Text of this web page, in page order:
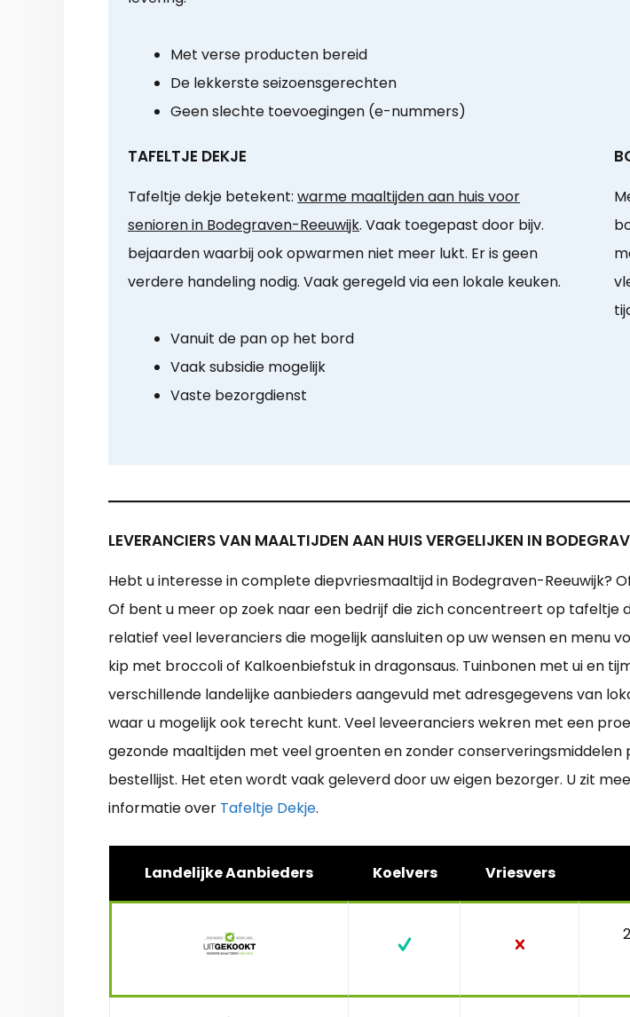
Met verse producten bereid
De lekkerste seizoensgerechten
Geen slechte toevoegingen (e-nummers)
TAFELTJE DEKJE
Tafeltje dekje betekent: warme maaltijden aan huis voor
senioren in Bodegraven-Reeuwijk. Vaak toegepast door bijv.
bejaarden waarbij ook opwarmen niet meer lukt. Er is geen
verdere handeling nodig. Vaak geregeld via een lokale keuken.
Vanuit de pan op het bord
Vaak subsidie mogelijk
Vaste bezorgdienst
LEVERANCIERS VAN MAALTIJDEN AAN HUIS VERGELIJKEN IN
Hebt u interesse in complete diepvriesmaaltijd in Bodegraven-Reeuwijk?
Of bent u meer op zoek naar een bedrijf die zich concentreert op tafeltje
relatief veel leveranciers die mogelijk aansluiten op uw wensen en menu
kip met broccoli of Kalkoenbiefstuk in dragonsaus. Tuinbonen met ui en
verschillende landelijke aanbieders aangevuld met adresgegevens van
waar u mogelijk ook terecht kunt. Veel leveeranciers wekren met een
gezonde maaltijden met veel groenten en zonder
bestellijst. Het eten wordt vaak geleverd door uw eigen bezorger. U zit
informatie over Tafeltje Dekje.
Landelijke Aanbieders Koelvers Vriesvers